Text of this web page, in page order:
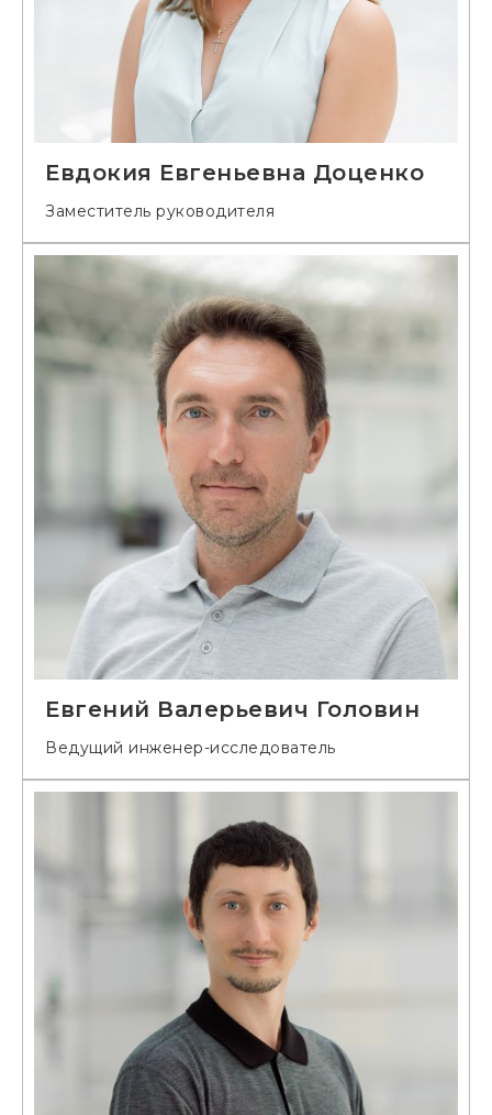
Евдокия Евгеньевна Доценко
Заместитель руководителя
Евгений Валерьевич Головин
Ведущий инженер-исследователь